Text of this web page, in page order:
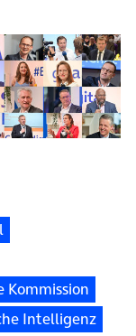
Kommission
Intelligenz